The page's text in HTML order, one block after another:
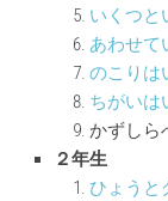
いくつと
あわせて
のこりは
ちがいは
かずしら
２年生
ひょうと